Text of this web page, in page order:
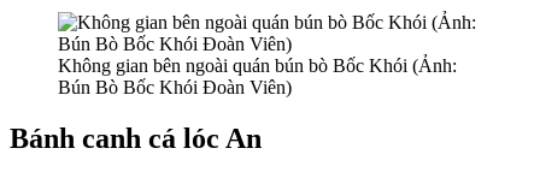
Không gian bên ngoài quán bún bò Bốc Khói (Ảnh:
Bún Bò Bốc Khói Đoàn Viên)
Bánh canh cá lóc An